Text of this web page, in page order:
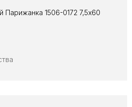
Парижанка 1506-0172 7,5x60